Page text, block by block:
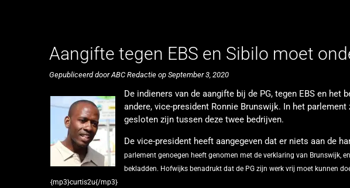
Aangifte tegen EBS en Sibilo moet
Gepubliceerd door ABC Redactie op September 3, 2020
De indieners van de aangifte bij de PG, tegen EBS en
andere, vice-president Ronnie Brunswijk. In het
gesloten zijn tussen deze twee bedrijven.
De vice-president heeft aangegeven dat er niets aan de
parlement genoegen heeft genomen met de verklaring van Brunswijk,
bekladden. Hofwijks benadrukt dat de PG zijn werk vrij moet kunnen
{mp3}curtis2u{/mp3}